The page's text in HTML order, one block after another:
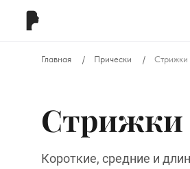
Главная Прически Стрижки
Стрижки
Короткие, средние и